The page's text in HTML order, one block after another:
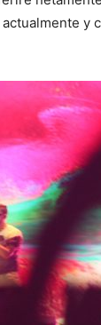
y